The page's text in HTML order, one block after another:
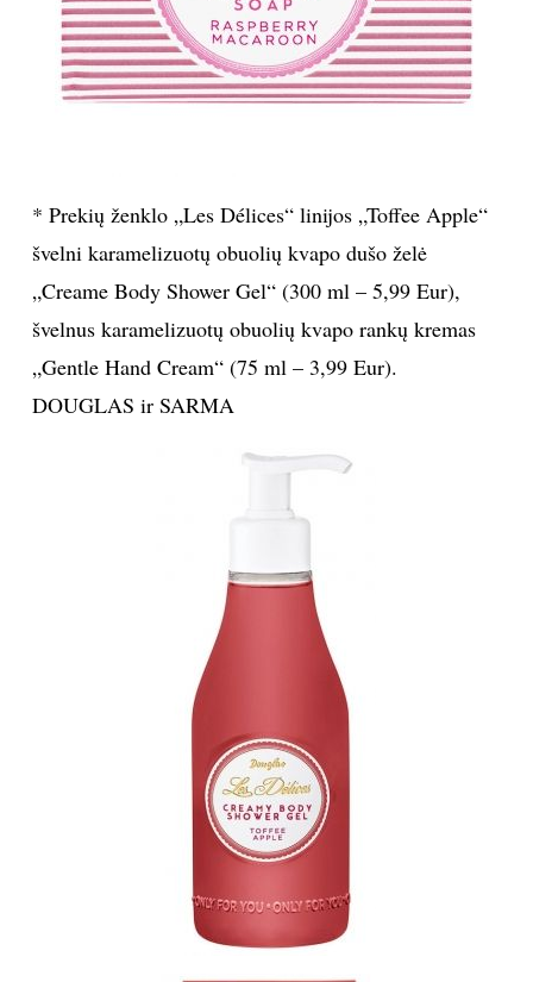
* Prekių ženklo „Les Délices“ linijos „Toffee Apple“
švelni karamelizuotų obuolių kvapo dušo želė
„Creame Body Shower Gel“ (300 ml – 5,99 Eur),
švelnus karamelizuotų obuolių kvapo rankų kremas
„Gentle Hand Cream“ (75 ml – 3,99 Eur).
DOUGLAS ir SARMA